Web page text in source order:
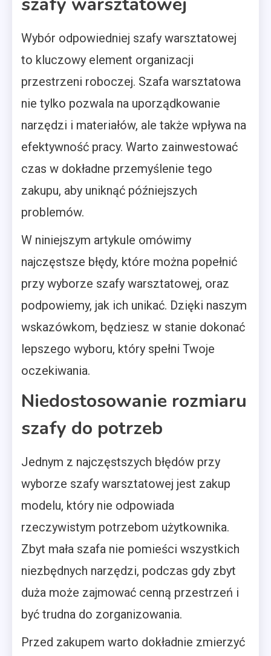
Wybór odpowiedniej szafy warsztatowej
to kluczowy element organizacji
przestrzeni roboczej. Szafa warsztatowa
nie tylko pozwala na uporządkowanie
narzędzi i materiałów, ale także wpływa na
efektywność pracy. Warto zainwestować
czas w dokładne przemyślenie tego
zakupu, aby uniknąć późniejszych
problemów.
W niniejszym artykule omówimy
najczęstsze błędy, które można popełnić
przy wyborze szafy warsztatowej, oraz
podpowiemy, jak ich unikać. Dzięki naszym
wskazówkom, będziesz w stanie dokonać
lepszego wyboru, który spełni Twoje
oczekiwania.
Niedostosowanie rozmiaru
szafy do potrzeb
Jednym z najczęstszych błędów przy
wyborze szafy warsztatowej jest zakup
modelu, który nie odpowiada
rzeczywistym potrzebom użytkownika.
Zbyt mała szafa nie pomieści wszystkich
niezbędnych narzędzi, podczas gdy zbyt
duża może zajmować cenną przestrzeń i
być trudna do zorganizowania.
Przed zakupem warto dokładnie zmierzyć